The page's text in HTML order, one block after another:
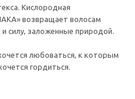
Кислородная
возвращает волосам
силу, заложенные природой.
любоваться, к которым
гордиться.